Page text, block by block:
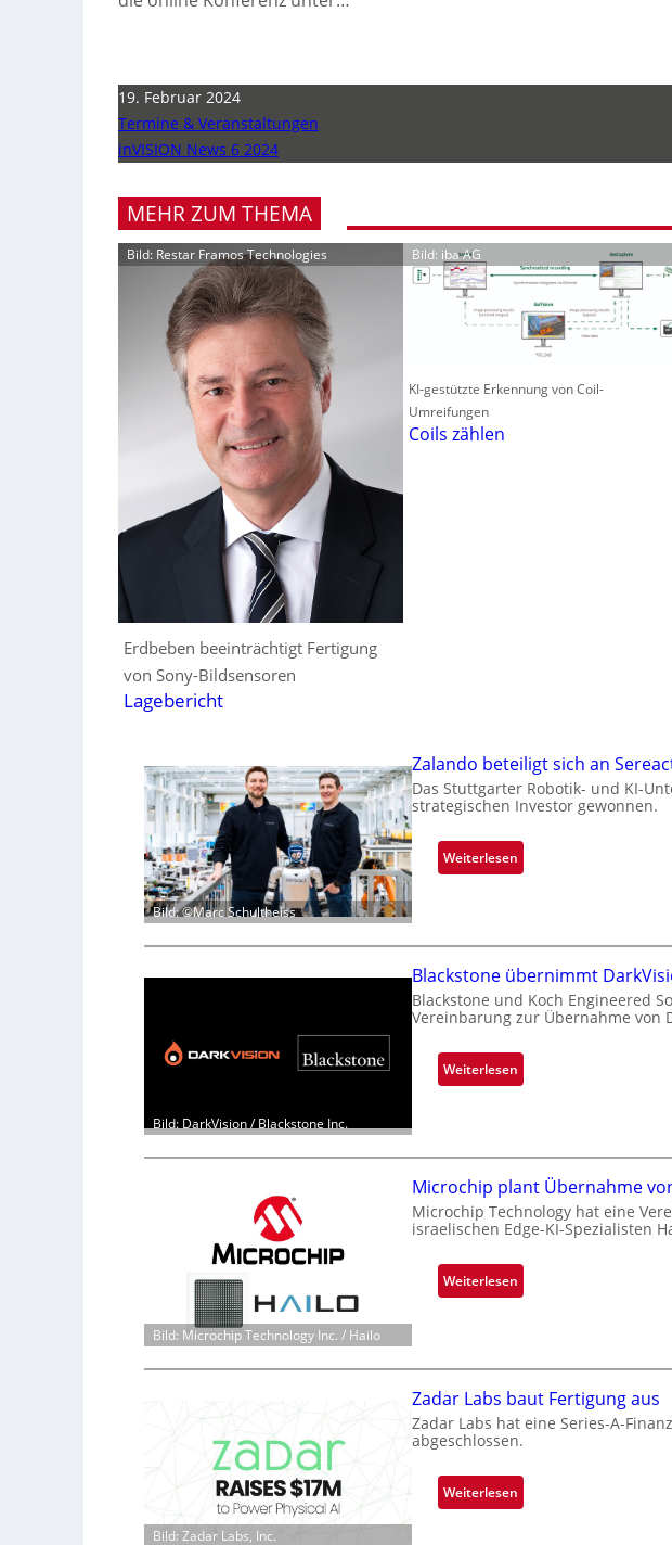
19. Februar 2024
Termine & Veranstaltungen
inVISION News 6 2024
MEHR ZUM THEMA
Bild: Restar Framos Technologies
Erdbeben beeinträchtigt Fertigung
von Sony-Bildsensoren
Lagebericht
Bild: iba AG
KI-gestützte Erkennung von Coil-
Umreifungen
Coils zählen
Bild: ©Marc Schultheiss
Zalando beteiligt sich an
Das Stuttgarter Robotik- und KI-
strategischen Investor gewonnen.
Weiterlesen:
Z
a
n
d
o
e
t
l
g
t
i
c
e
r
e
a
c
Bild: DarkVision / Blackstone Inc.
Blackstone übernimmt
Blackstone und Koch Engineered
Vereinbarung zur Übernahme von
Weiterlesen:
B
c
k
s
t
n
e
e
n
i
m
t
Bild: Microchip Technology Inc. / Hailo
Microchip plant Übernahme
Microchip Technology hat eine
israelischen Edge-KI-Spezialisten
Weiterlesen:
M
r
o
c
h
p
p
Bild: Zadar Labs, Inc.
Zadar Labs baut Fertigung aus
Zadar Labs hat eine Series-A-
abgeschlossen.
Weiterlesen:
Z